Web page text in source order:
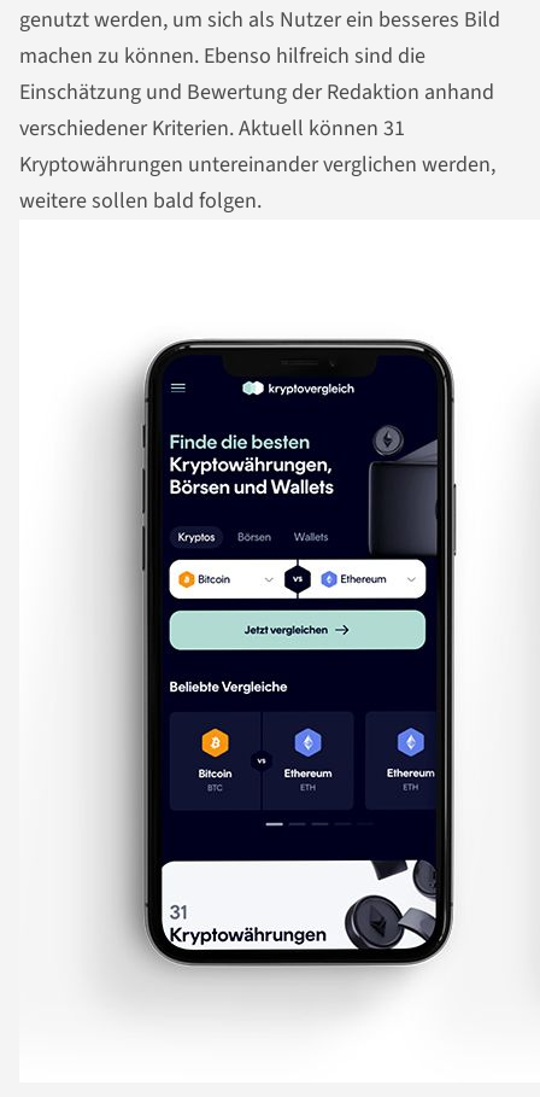
genutzt werden, um sich als Nutzer ein besseres Bild
machen zu können. Ebenso hilfreich sind die
Einschätzung und Bewertung der Redaktion anhand
verschiedener Kriterien. Aktuell können 31
Kryptowährungen untereinander verglichen werden,
weitere sollen bald folgen.